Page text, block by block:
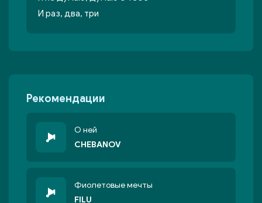
И раз, два, три
Рекомендации
О ней
CHEBANOV
Фиолетовые мечты
FILU